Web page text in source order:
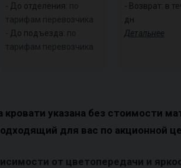
- До отделения: по
тарифам перевозчика
- До подъезда: по
тарифам перевозчика
- Возврат: в
дн
Детальнее
указана без стоимости
для вас по акционной
от цветопередачи и